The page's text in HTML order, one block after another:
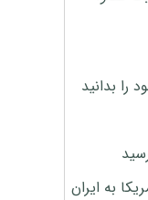
بدانید
به ایران